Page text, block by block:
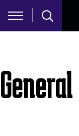
Skip to main content